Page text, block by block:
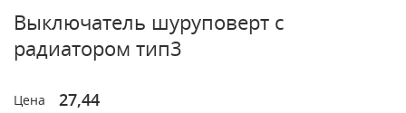
Выключатель шуруповерт с
радиатором тип3
Цена 27,44